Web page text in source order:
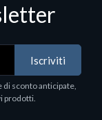
Iscriviti
sconto anticipate,
prodotti.